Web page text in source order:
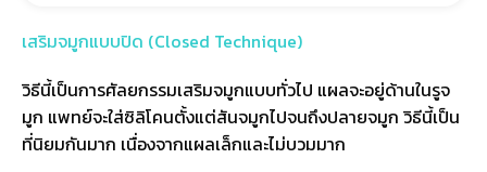
เสริมจมูกแบบปิด (Closed Technique)
วิธีนี้เป็นการศัลยกรรมเสริมจมูกแบบทั่วไป แผลจะอยู่ด้านในรูจ
มูก แพทย์จะใส่ซิลิโคนตั้งแต่สันจมูกไปจนถึงปลายจมูก วิธีนี้เป็น
ที่นิยมกันมาก เนื่องจากแผลเล็กและไม่บวมมาก